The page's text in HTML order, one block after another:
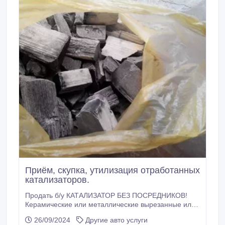
Приём, скупка, утилизация отработанных
катализаторов.
Продать б/у КАТАЛИЗАТОР БЕЗ ПОСРЕДНИКОВ!
Керамические или металлические вырезанные или
автомобильных катализаторов (нейтрализаторов), с
26/09/2024
Другие авто услуги